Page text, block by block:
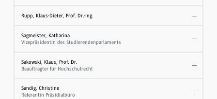
Rupp, Klaus-Dieter, Prof. Dr.-Ing.
Sagmeister, Katharina
Vizepräsidentin des Studierendenparlaments
Sakowski, Klaus, Prof. Dr.
​Beauftragter für Hochschulrecht
Sandig, Christine
Referentin Präsidialbüro